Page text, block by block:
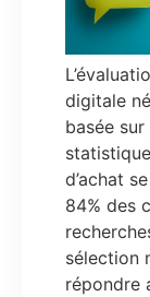
digitale
basée
d’achat
84% des
sélection
répondre